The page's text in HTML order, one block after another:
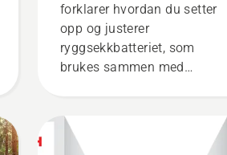
forklarer hvordan du setter
opp og justerer
ryggsekkbatteriet, som
brukes sammen med
festet ryggsekkbatteri sørger
for en mer komfortabel